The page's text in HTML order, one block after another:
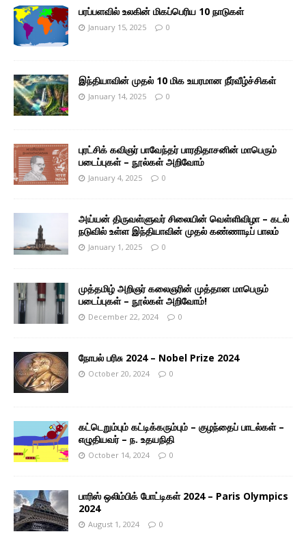
பரப்பளவில் உலகின் மிகப்பெரிய 10 நாடுகள்
January 15, 2025 0
இந்தியாவின் முதல் 10 மிக உயரமான நீர்வீழ்ச்சிகள்
January 14, 2025 0
புரட்சிக் கவிஞர் பாவேந்தர் பாரதிதாசனின் மாபெரும்
படைப்புகள் – நூல்கள் அறிவோம்
January 4, 2025 0
அய்யன் திருவள்ளுவர் சிலையின் வெள்ளிவிழா – கடல்
நடுவில் உள்ள இந்தியாவின் முதல் கண்ணாடிப் பாலம்
January 1, 2025 0
முத்தமிழ் அறிஞர் கலைஞரின் முத்தான மாபெரும்
படைப்புகள் – நூல்கள் அறிவோம்!
December 22, 2024 0
நோபல் பரிசு 2024 – Nobel Prize 2024
October 20, 2024 0
கட்டெறும்பும் கட்டிக்கரும்பும் – குழந்தைப் பாடல்கள் –
எழுதியவர் – ந. உதயநிதி
October 14, 2024 0
பாரிஸ் ஒலிம்பிக் போட்டிகள் 2024 – Paris Olympics
2024
August 1, 2024 0